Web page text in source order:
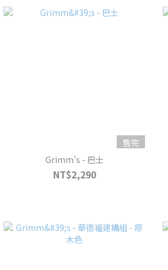
售完
Grimm's - 巴士
NT$2,290